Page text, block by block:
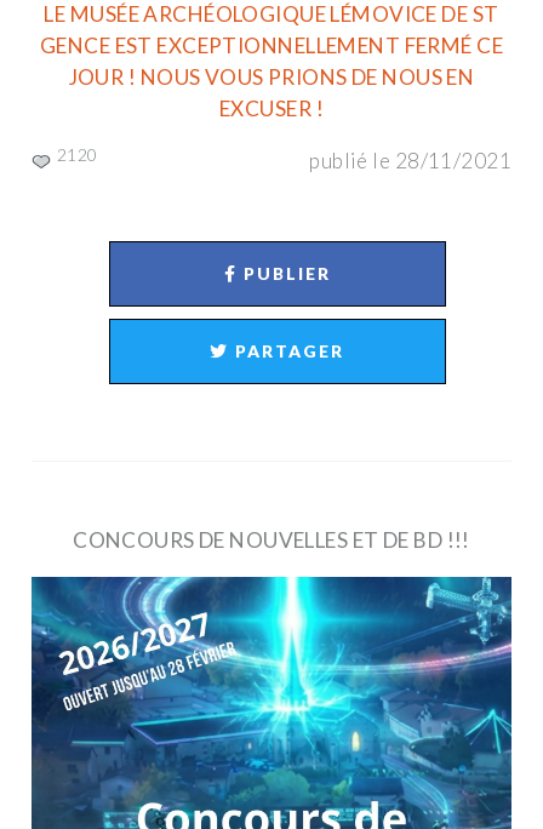
CONCOURS DE NOUVELLES ET DE BD !!!
LE MUSÉE ARCHÉOLOGIQUE LÉMOVICE DE ST
GENCE EST EXCEPTIONNELLEMENT FERMÉ CE
JOUR ! NOUS VOUS PRIONS DE NOUS EN
EXCUSER !
publié le 28/11/2021
2120
PUBLIER
PARTAGER